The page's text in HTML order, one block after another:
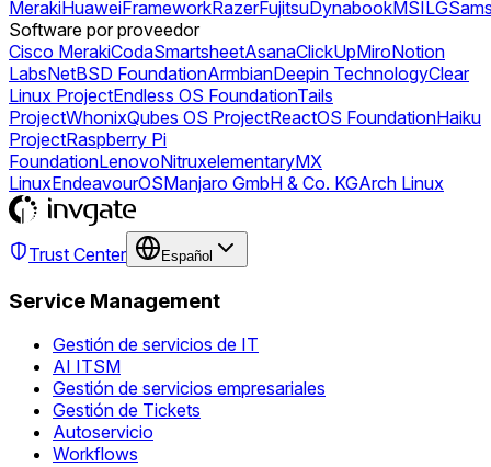
MerakiHuaweiFrameworkRazerFujitsuDynabookMSILG
Software por proveedor
Cisco MerakiCodaSmartsheetAsanaClickUpMiroNotion
LabsNetBSD FoundationArmbianDeepin TechnologyClear
Linux ProjectEndless OS FoundationTails
ProjectWhonixQubes OS ProjectReactOS FoundationHaiku
ProjectRaspberry Pi
FoundationLenovoNitruxelementaryMX
LinuxEndeavourOSManjaro GmbH & Co. KGArch Linux
Trust Center Español
Service Management
Gestión de servicios de IT
AI ITSM
Gestión de servicios empresariales
Gestión de Tickets
Autoservicio
Workflows